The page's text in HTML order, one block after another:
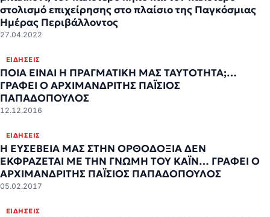
στολισμό επιχείρησης στο πλαίσιο της Παγκόσμιας
Ημέρας Περιβάλλοντος
27.04.2022
ΕΙΔΉΣΕΙΣ
ΠΟΙΑ ΕΙΝΑΙ Η ΠΡΑΓΜΑΤΙΚΗ ΜΑΣ ΤΑΥΤΟΤΗΤΑ;…
ΓΡΑΦΕΙ Ο ΑΡΧΙΜΑΝΔΡΙΤΗΣ ΠΑΪΣΙΟΣ
ΠΑΠΑΔΟΠΟΥΛΟΣ
12.12.2016
ΕΙΔΉΣΕΙΣ
Η ΕΥΣΕΒΕΙΑ ΜΑΣ ΣΤΗΝ ΟΡΘΟΔΟΞΙΑ ΔΕΝ
ΕΚΦΡΑΖΕΤΑΙ ΜΕ ΤΗΝ ΓΝΩΜΗ ΤΟΥ ΚΑΪΝ… ΓΡΑΦΕΙ Ο
ΑΡΧΙΜΑΝΔΡΙΤΗΣ ΠΑΪΣΙΟΣ ΠΑΠΑΔΟΠΟΥΛΟΣ
05.02.2017
ΕΙΔΉΣΕΙΣ